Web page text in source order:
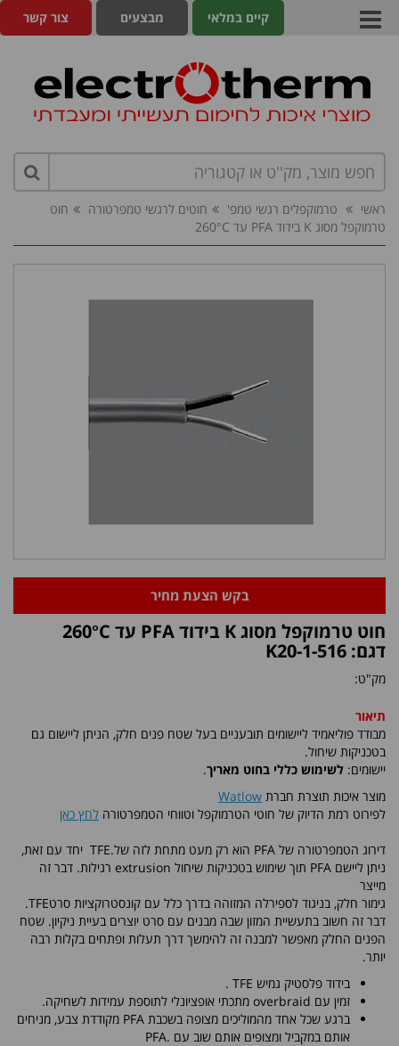
צור קשר מבצעים קיים במלאי
ראשי טרמוקפלים רגשי טמפ' חוטים לרגשי טמפרטורה
חוט
טרמוקפל מסוג K בידוד PFA עד 260°C
בקש הצעת מחיר
חוט טרמוקפל מסוג K בידוד PFA עד 260°C
דגם: K20-1-516
מק"ט:
תיאור
מבודד פוליאמיד ליישומים תובעניים בעל שטח פנים חלק, הניתן ליישום גם
בטכניקות שיחול.
יישומים: לשימוש כללי בחוט מאריך.
​מוצר איכות תוצרת חברת Watlow
לפירוט רמת הדיוק של חוטי הטרמוקפל וטווחי הטמפרטורה לחץ כאן
דירוג הטמפרטורה של PFA הוא רק מעט מתחת לזה של.TFE יחד עם זאת,
ניתן ליישם PFA תוך שימוש בטכניקות שיחול extrusion רגילות. דבר זה
מייצר
גימור חלק, בניגוד לספירלה המזוהה בדרך כלל עם קונסטרוקציות סרטTFE.
דבר זה חשוב בתעשיית המזון שבה מבנים עם סרט יוצרים בעיית ניקיון. שטח
הפנים החלק מאפשר למבנה זה להימשך דרך תעלות ופתחים בקלות רבה
יותר.
בידוד פלסטיק גמיש TFE .
זמין עם overbraid מתכתי אופציונלי לתוספת עמידות לשחיקה.
ברגע שכל אחד מהמוליכים מצופה בשכבת PFA מקודדת צבע, מניחים
אותם במקביל ומצופים אותם שוב עם .PFA